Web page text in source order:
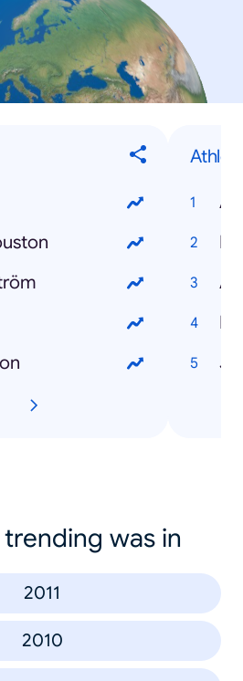
was in
2011
2010